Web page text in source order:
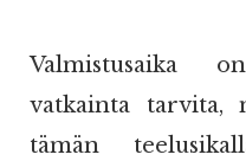
Valmistusaika
vatkainta tarvita,
tämän